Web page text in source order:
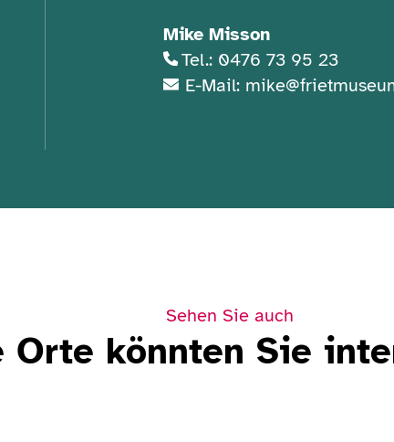
Mike Misson
Tel.: 0476 73 95 23
E-Mail:
Sehen Sie auch
Orte könnten Sie